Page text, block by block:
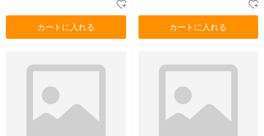
カートに入れる カートに入れる